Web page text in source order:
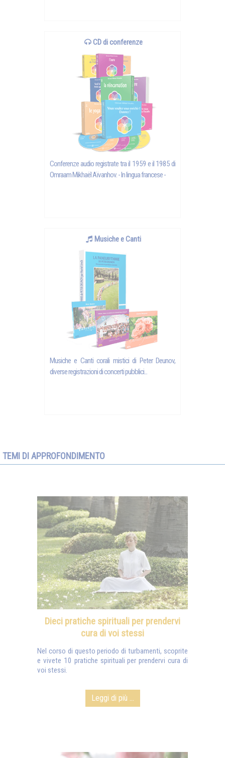
CD di conferenze
Conferenze audio registrate tra il 1959 e il 1985 di
Omraam Mikhaël Aïvanhov. - In lingua francese -
Musiche e Canti
Musiche e Canti corali mistici di Peter Deunov,
diverse registrazioni di concerti pubblici...
TEMI DI APPROFONDIMENTO
Dieci pratiche spirituali per prendervi
cura di voi stessi
Nel corso di questo periodo di turbamenti, scoprite
e vivete 10 pratiche spirituali per prendervi cura di
voi stessi.
Leggi di più ...